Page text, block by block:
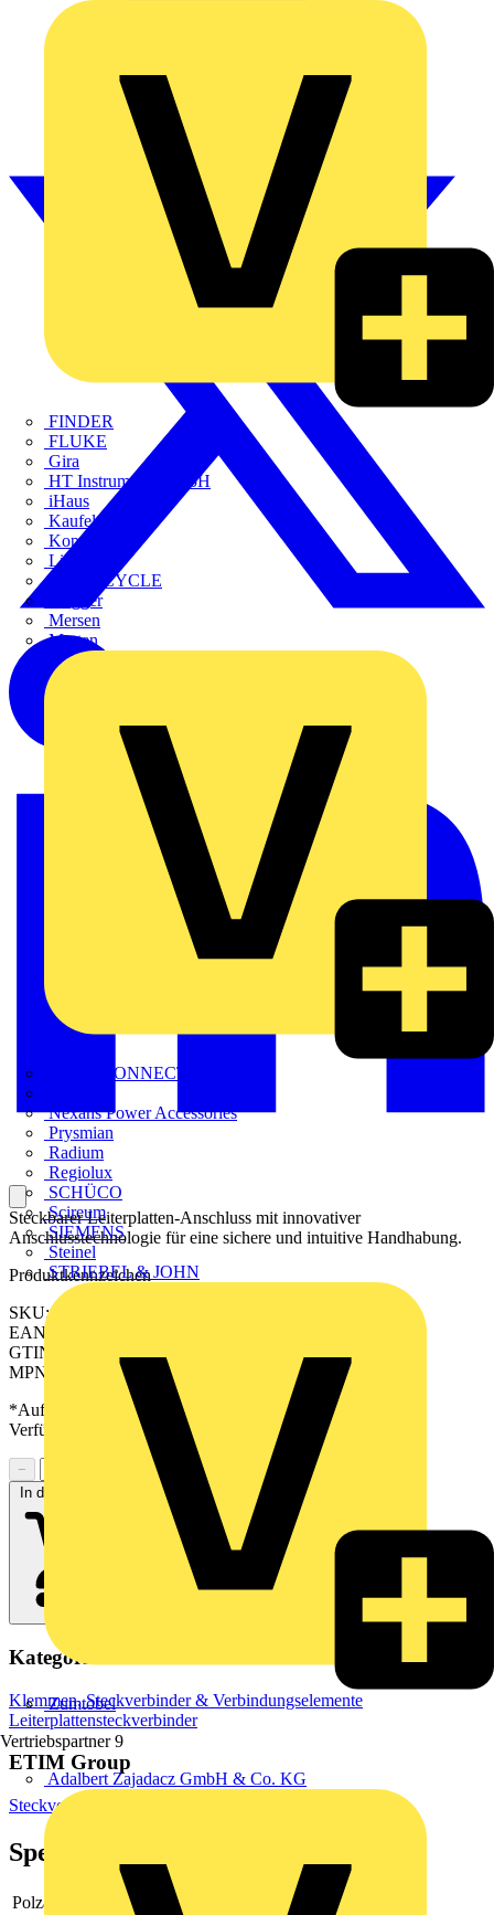
FINDER
FLUKE
Gira
HT Instruments GmbH
iHaus
Kaufel
Kopp
Lichtline
LIGHTCYCLE
Megger
Mersen
Merten
METZ CONNECT
Nexans Power Accessories
Prysmian
Radium
Regiolux
SCHÜCO
Scireum
SIEMENS
Steinel
STRIEBEL & JOHN
Zumtobel
Vertriebspartner 9
Adalbert Zajadacz GmbH & Co. KG
Steckbarer Leiterplatten-Anschluss mit innovativer
Anschlusstechnologie für eine sichere und intuitive Handhabung.
Produktkennzeichen
SKU: 2640590000
EAN: 04050118646382
GTIN: 04050118646382
MPN: CPS 3.50/04/90F SN GN BX
*Auf Anfrage verfügbar - bitte in den Warenkorb legen, um
Verfügbarkeit zu prüfen
−
In den Warenkorb
Kategorien
Klemmen, Steckverbinder & Verbindungselemente
Leiterplattensteckverbinder
ETIM Group
Steckverbinder
Spezifikationen
Polzahl 4